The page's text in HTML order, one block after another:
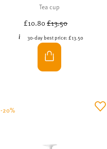
Tea cup
£10.80Price reduced from
£13.50
30-day best price: £13.50
-20%